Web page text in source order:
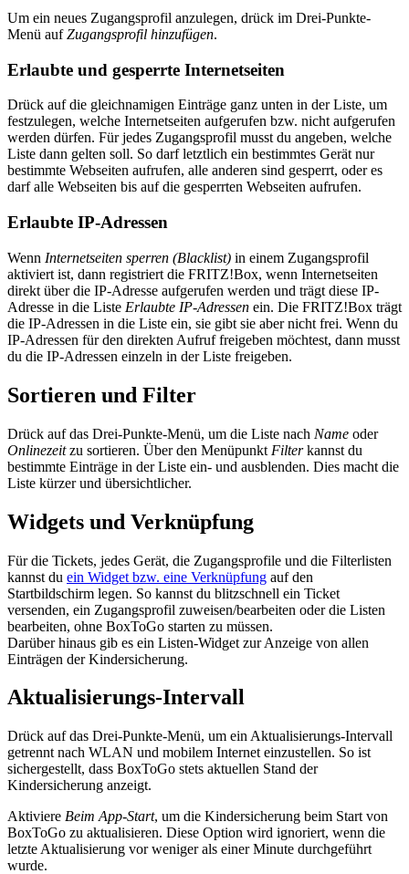
Um ein neues Zugangsprofil anzulegen, drück im Drei-Punkte-
Menü aufZugangsprofil hinzufügen.
Erlaubte und gesperrte Internetseiten
Drück auf die gleichnamigen Einträge ganz unten in der Liste, um
festzulegen, welche Internetseiten aufgerufen bzw. nicht aufgerufen
werden dürfen. Für jedes Zugangsprofil musst du angeben, welche
Liste dann gelten soll. So darf letztlich ein bestimmtes Gerät nur
bestimmte Webseiten aufrufen, alle anderen sind gesperrt, oder es
darf alle Webseiten bis auf die gesperrten Webseiten aufrufen.
Erlaubte IP-Adressen
Wenn Internetseiten sperren (Blacklist) in einem Zugangsprofil
aktiviert ist, dann registriert die FRITZ!Box, wenn Internetseiten
direkt über die IP-Adresse aufgerufen werden und trägt diese IP-
Adresse in die Liste Erlaubte IP-Adressen ein. Die FRITZ!Box trägt
die IP-Adressen in die Liste ein, sie gibt sie aber nicht frei. Wenn du
IP-Adressen für den direkten Aufruf freigeben möchtest, dann musst
du die IP-Adressen einzeln in der Liste freigeben.
Sortieren und Filter
Drück auf das Drei-Punkte-Menü, um die Liste nach Name oder
Onlinezeitzu sortieren. Über den Menüpunkt Filterkannst du
bestimmte Einträge in der Liste ein- und ausblenden. Dies macht die
Liste kürzer und übersichtlicher.
Widgets und Verknüpfung
Für die Tickets, jedes Gerät, die Zugangsprofile und die Filterlisten
kannst du ein Widget bzw. eine Verknüpfung auf den
Startbildschirm legen. So kannst du blitzschnell ein Ticket
versenden, ein Zugangsprofil zuweisen/bearbeiten oder die Listen
bearbeiten, ohne BoxToGo starten zu müssen.
Darüber hinaus gib es ein Listen-Widget zur Anzeige von allen
Einträgen der Kindersicherung.
Aktualisierungs-Intervall
Drück auf das Drei-Punkte-Menü, um ein Aktualisierungs-Intervall
getrennt nach WLAN und mobilem Internet einzustellen. So ist
sichergestellt, dass BoxToGo stets aktuellen Stand der
Kindersicherung anzeigt.
Aktiviere Beim App-Start, um die Kindersicherung beim Start von
BoxToGo zu aktualisieren. Diese Option wird ignoriert, wenn die
letzte Aktualisierung vor weniger als einer Minute durchgeführt
wurde.